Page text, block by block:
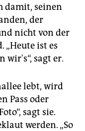
damit, seinen
der
nicht von der
„Heute ist es
wir's“, sagt er.
lebt, wird
Pass oder
sagt sie.
werden. „So